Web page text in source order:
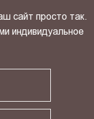
сайт просто так.
индивидуальное